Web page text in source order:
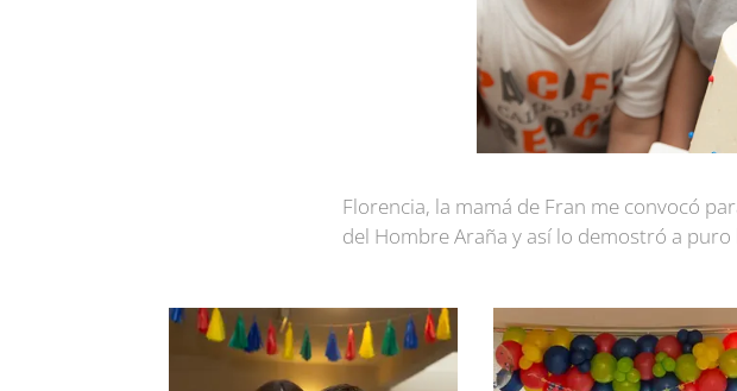
Florencia, la mamá de Fran me convocó
del Hombre Araña y así lo demostró a puro